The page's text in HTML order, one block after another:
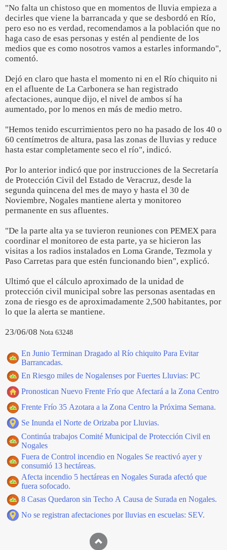
"No falta un chistoso que en momentos de lluvia empieza a
decirles que viene la barrancada y que se desbordó en Río,
pero eso no es verdad, recomendamos a la población que no
haga caso de esas personas y estén al pendiente de los
medios que es como nosotros vamos a estarles informando",
comentó.
Dejó en claro que hasta el momento ni en el Río chiquito ni
en el afluente de La Carbonera se han registrado
afectaciones, aunque dijo, el nivel de ambos sí ha
aumentado, por lo menos en más de medio metro.
"Hemos tenido escurrimientos pero no ha pasado de los 40 o
60 centímetros de altura, pasa las zonas de lluvias y reduce
hasta estar completamente seco el río", indicó.
Por lo anterior indicó que por instrucciones de la Secretaría
de Protección Civil del Estado de Veracruz, desde la
segunda quincena del mes de mayo y hasta el 30 de
Noviembre, Nogales mantiene alerta y monitoreo
permanente en sus afluentes.
"De la parte alta ya se tuvieron reuniones con PEMEX para
coordinar el monitoreo de esta parte, ya se hicieron las
visitas a los radios instalados en Loma Grande, Tezmola y
Paso Carretas para que estén funcionando bien", explicó.
Ultimó que el cálculo aproximado de la unidad de
protección civil municipal sobre las personas asentadas en
zona de riesgo es de aproximadamente 2,500 habitantes, por
lo que la alerta se mantiene.
23/06/08 Nota 63248
En Junio Terminan Dragado al Río chiquito Para Evitar
Barrancadas.
En Riesgo miles de Nogalenses por Fuertes Lluvias: PC
Pronostican Nuevo Frente Frío que Afectará a la Zona Centro
Frente Frío 35 Azotara a la Zona Centro la Próxima Semana.
Se Inunda el Norte de Orizaba por Lluvias.
Continúa trabajos Comité Municipal de Protección Civil en
Nogales
Fuera de Control incendio en Nogales Se reactivó ayer y
consumió 13 hectáreas.
Afecta incendio 5 hectáreas en Nogales Surada afectó que
fuera sofocado.
8 Casas Quedaron sin Techo A Causa de Surada en Nogales.
No se registran afectaciones por lluvias en escuelas: SEV.